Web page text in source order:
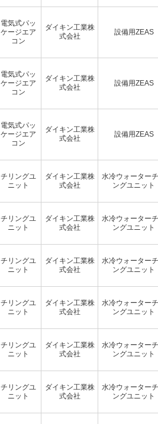
電気式パッ
ケージエア
コン
ダイキン工業株
式会社
設備用ZEAS
電気式パッ
ケージエア
コン
ダイキン工業株
式会社
設備用ZEAS
電気式パッ
ケージエア
コン
ダイキン工業株
式会社
設備用ZEAS
チリングユ
ニット
ダイキン工業株
式会社
水冷ウォーター
ングユニット
チリングユ
ニット
ダイキン工業株
式会社
水冷ウォーター
ングユニット
チリングユ
ニット
ダイキン工業株
式会社
水冷ウォーター
ングユニット
チリングユ
ニット
ダイキン工業株
式会社
水冷ウォーター
ングユニット
チリングユ
ニット
ダイキン工業株
式会社
水冷ウォーター
ングユニット
チリングユ
ニット
ダイキン工業株
式会社
水冷ウォーター
ングユニット